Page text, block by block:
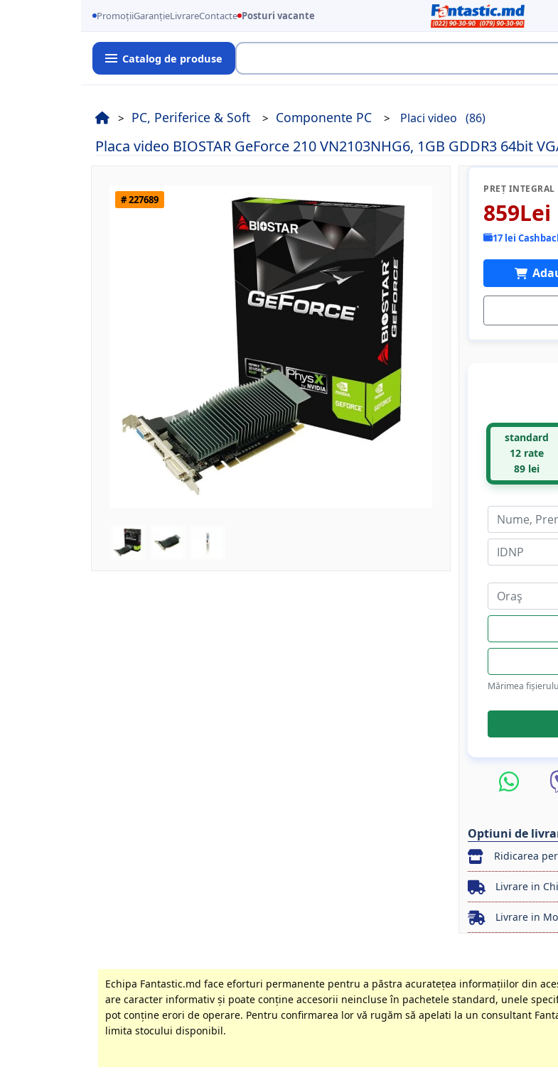
PromoțiiGaranțieLivrareContacte Posturi vacante
Catalog de produse
PC, Periferice & Soft Componente PC Placi video (86)
Placa video BIOSTAR GeForce 210 VN2103NHG6, 1GB GDDR3 64bit
# 227689
PREȚ INTEGRAL
859Lei
17 lei
standard
12 rate
89lei
Mărimea
Optiuni de
Ridicarea
Livrare in
Livrare in
Echipa Fantastic.md face eforturi permanente pentru a păstra acurateţea informaţiilor din
are caracter informativ şi poate conţine accesorii neincluse în pachetele standard, unele
pot conţine erori de operare. Pentru confirmarea lor vă rugăm să apelati la un consultant
limita stocului disponibil.